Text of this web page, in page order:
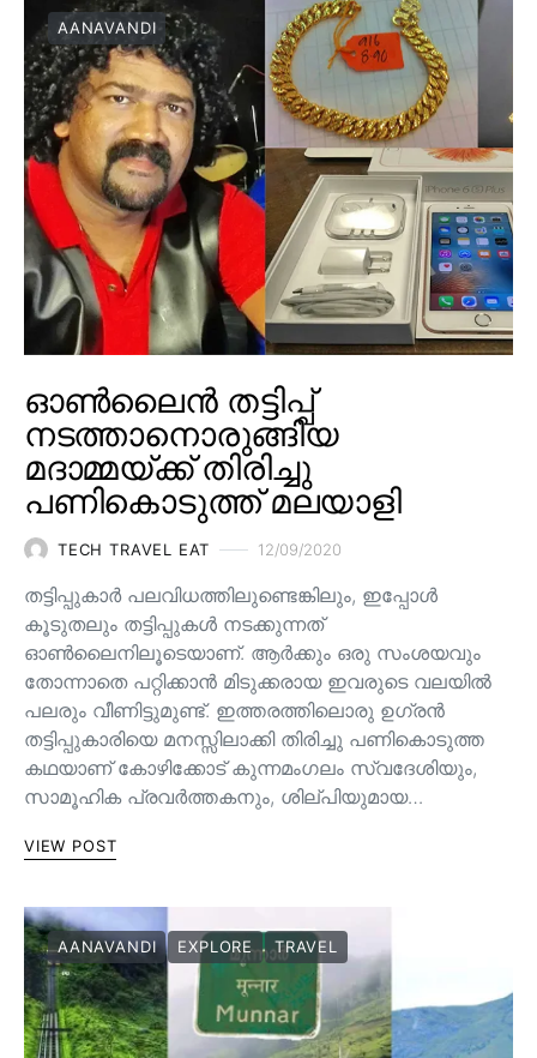
AANAVANDI
ഓൺലൈൻ തട്ടിപ്പ്
നടത്താനൊരുങ്ങിയ
മദാമ്മയ്ക്ക് തിരിച്ചു
പണികൊടുത്ത് മലയാളി
TECH TRAVEL EAT 12/09/2020
തട്ടിപ്പുകാർ പലവിധത്തിലുണ്ടെങ്കിലും, ഇപ്പോൾ
കൂടുതലും തട്ടിപ്പുകൾ നടക്കുന്നത്
ഓൺലൈനിലൂടെയാണ്. ആർക്കും ഒരു സംശയവും
തോന്നാതെ പറ്റിക്കാൻ മിടുക്കരായ ഇവരുടെ വലയിൽ
പലരും വീണിട്ടുമുണ്ട്. ഇത്തരത്തിലൊരു ഉഗ്രൻ
തട്ടിപ്പുകാരിയെ മനസ്സിലാക്കി തിരിച്ചു പണികൊടുത്ത
കഥയാണ് കോഴിക്കോട് കുന്നമംഗലം സ്വദേശിയും,
സാമൂഹിക പ്രവർത്തകനും, ശില്പിയുമായ…
VIEW POST
AANAVANDI EXPLORE TRAVEL